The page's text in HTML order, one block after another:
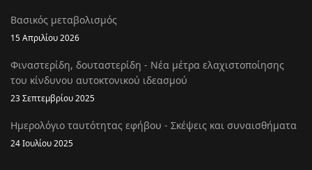
Βασικός μεταβολισμός
15 Απριλίου 2026
Φιναστερίδη, δουταστερίδη - Νέα μέτρα ελαχιστοποίησης
του κίνδυνου αυτοκτονικού ιδεασμού
23 Σεπτεμβρίου 2025
Ημερολόγιο ταυτότητας εφήβου - Σκέψεις και συναισθήματα
24 Ιουλίου 2025